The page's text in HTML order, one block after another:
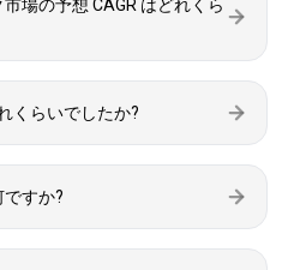
場の予想 CAGR はどれくら
くらいでしたか?
すか?